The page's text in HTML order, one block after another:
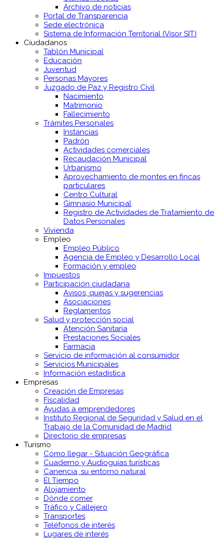
Archivo de noticias
Portal de Transparencia
Sede electrónica
Sistema de Información Territorial (Visor SIT)
Ciudadanos
Tablón Municipal
Educación
Juventud
Personas Mayores
Juzgado de Paz y Registro Civil
Nacimiento
Matrimonio
Fallecimiento
Trámites Personales
Instancias
Padrón
Actividades comerciales
Recaudación Municipal
Urbanismo
Aprovechamiento de montes en fincas
particulares
Centro Cultural
Gimnasio Municipal
Registro de Actividades de Tratamiento de
Datos Personales
Vivienda
Empleo
Empleo Público
Agencia de Empleo y Desarrollo Local
Formación y empleo
Impuestos
Participación ciudadana
Avisos, quejas y sugerencias
Asociaciones
Reglamentos
Salud y protección social
Atención Sanitaria
Prestaciones Sociales
Farmacia
Servicio de información al consumidor
Servicios Municipales
Información estadística
Empresas
Creación de Empresas
Fiscalidad
Ayudas a emprendedores
Instituto Regional de Seguridad y Salud en el
Trabajo de la Comunidad de Madrid
Directorio de empresas
Turismo
Cómo llegar - Situación Geográfica
Cuaderno y Audioguías turísticas
Canencia, su entorno natural
El Tiempo
Alojamiento
Dónde comer
Tráfico y Callejero
Transportes
Teléfonos de interés
Lugares de interés